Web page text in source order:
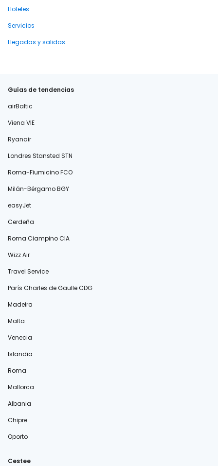
Hoteles
Servicios
Llegadas y salidas
Guías de tendencias
airBaltic
Viena VIE
Ryanair
Londres Stansted STN
Roma-Fiumicino FCO
Milán-Bérgamo BGY
easyJet
Cerdeña
Roma Ciampino CIA
Wizz Air
Travel Service
París Charles de Gaulle CDG
Madeira
Malta
Venecia
Islandia
Roma
Mallorca
Albania
Chipre
Oporto
Cestee